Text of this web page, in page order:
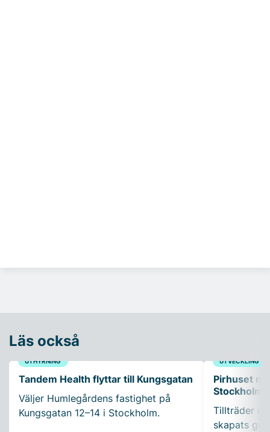
Läs också
UTHYRNING
Tandem Health flyttar till Kungsgatan
Väljer Humlegårdens fastighet på
Kungsgatan 12–14 i Stockholm.
UTVECKLING
Pirhuset
Tillträder
skapats